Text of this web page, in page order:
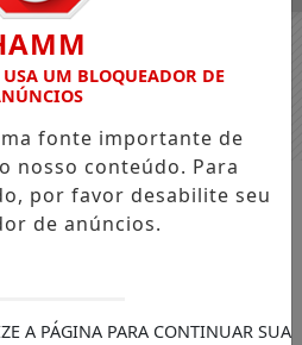
dos tapetes
USA UM BLOQUEADOR DE
fonte importante de
nosso conteúdo. Para
por favor desabilite seu
de anúncios.
A PÁGINA PARA CONTINUAR SUA